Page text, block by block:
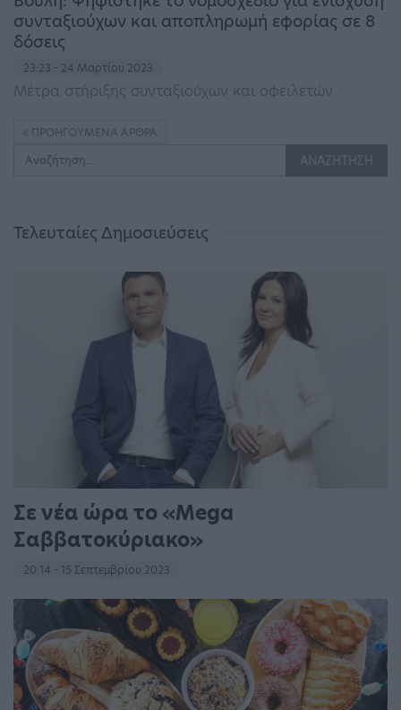
συνταξιούχων και αποπληρωμή εφορίας σε 8
δόσεις
23:23 - 24 Μαρτίου 2023
Μέτρα στήριξης συνταξιούχων και οφειλετών
ΠΡΟΗΓΟΎΜΕΝΑ ΆΡΘΡΑ
Τελευταίες Δημοσιεύσεις
Σε νέα ώρα το «Mega
Σαββατοκύριακο»
20:14 - 15 Σεπτεμβρίου 2023